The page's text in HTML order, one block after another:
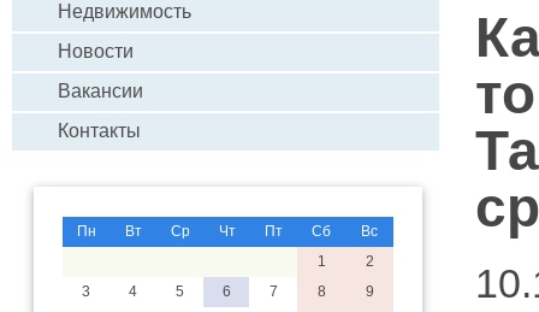
Недвижимость
Новости
Вакансии
Контакты
Пн Вт Ср Чт Пт Сб
Вс
1
2
3
4 5 6 7 8
9